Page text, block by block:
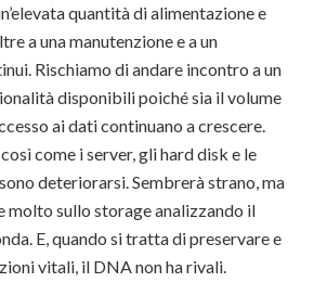
quantità di alimentazione e
a una manutenzione e a un
Rischiamo di andare incontro a un
disponibili poiché sia il volume
ai dati continuano a crescere.
come i server, gli hard disk e le
deteriorarsi. Sembrerà strano, ma
molto sullo storage analizzando il
E, quando si tratta di preservare e
vitali, il DNA non ha rivali.